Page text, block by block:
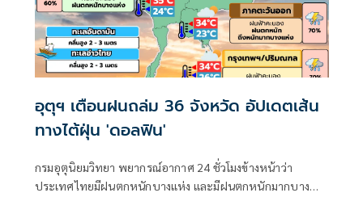
อุตุฯ เตือนฝนถล่ม 36 จังหวัด อัปเดตเส้น
ทางไต้ฝุ่น 'ดอลฟิน'
กรมอุตุนิยมวิทยา พยากรณ์อากาศ 24 ชั่วโมงข้างหน้าว่า
ประเทศไทยมีฝนตกหนักบางแห่ง และมีฝนตกหนักมากบาง